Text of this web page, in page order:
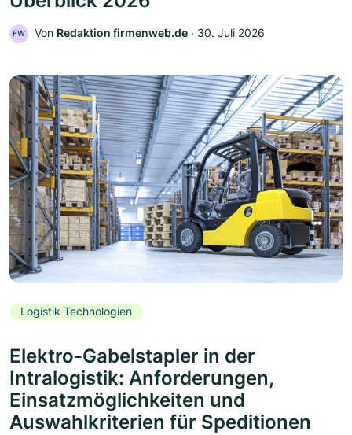
FW Von Redaktion firmenweb.de ‧ 30. Juli 2026
Logistik Technologien
Elektro-Gabelstapler in der
Intralogistik: Anforderungen,
Einsatzmöglichkeiten und
Auswahlkriterien für Speditionen